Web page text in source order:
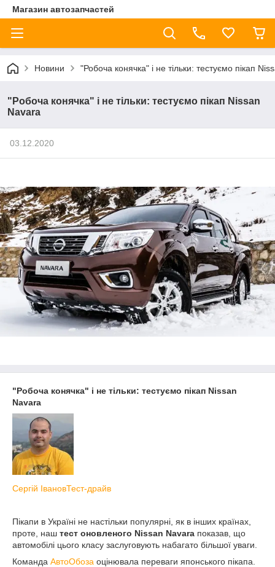
Магазин автозапчастей
Новини "Робоча конячка" і не тільки: тестуємо пікап
"Робоча конячка" і не тільки: тестуємо пікап Nissan
Navara
03.12.2020
"Робоча конячка" і не тільки: тестуємо пікап Nissan
Navara
Сергій ІвановТест-драйв
Пікапи в Україні не настільки популярні, як в інших країнах,
проте, наш тест оновленого Nissan Navara показав, що
автомобілі цього класу заслуговують набагато більшої уваги.
Команда АвтоОбоза оцінювала переваги японського пікапа.